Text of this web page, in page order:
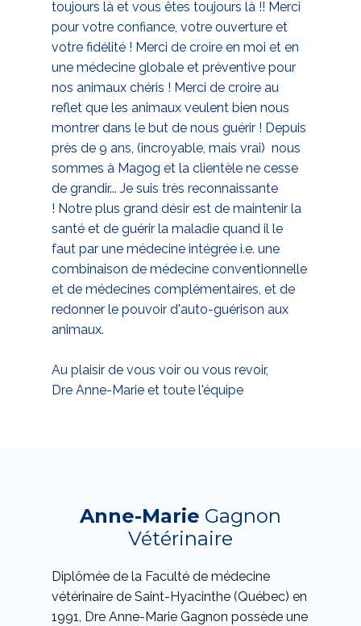
toujours là et vous êtes toujours là !! Merci
pour votre confiance, votre ouverture et
votre fidélité ! Merci de croire en moi et en
une médecine globale et préventive pour
nos animaux chéris ! Merci de croire au
reflet que les animaux veulent bien nous
montrer dans le but de nous guérir ! Depuis
près de 9 ans, (incroyable, mais vrai) nous
sommes à Magog et la clientèle ne cesse
de grandir... Je suis très reconnaissante
! Notre plus grand désir est de maintenir la
santé et de guérir la maladie quand il le
faut par une médecine intégrée i.e. une
combinaison de médecine conventionnelle
et de médecines complémentaires, et de
redonner le pouvoir d'auto-guérison aux
animaux.
Au plaisir de vous voir ou vous revoir,
Dre Anne-Marie et toute l'équipe
Anne-Marie Gagnon
Vétérinaire
Diplômée de la Faculté de médecine
vétérinaire de Saint-Hyacinthe (Québec) en
1991, Dre Anne-Marie Gagnon possède une